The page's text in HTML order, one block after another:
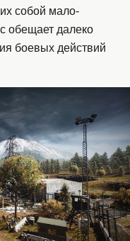
собой мало-
обещает далеко
боевых действий